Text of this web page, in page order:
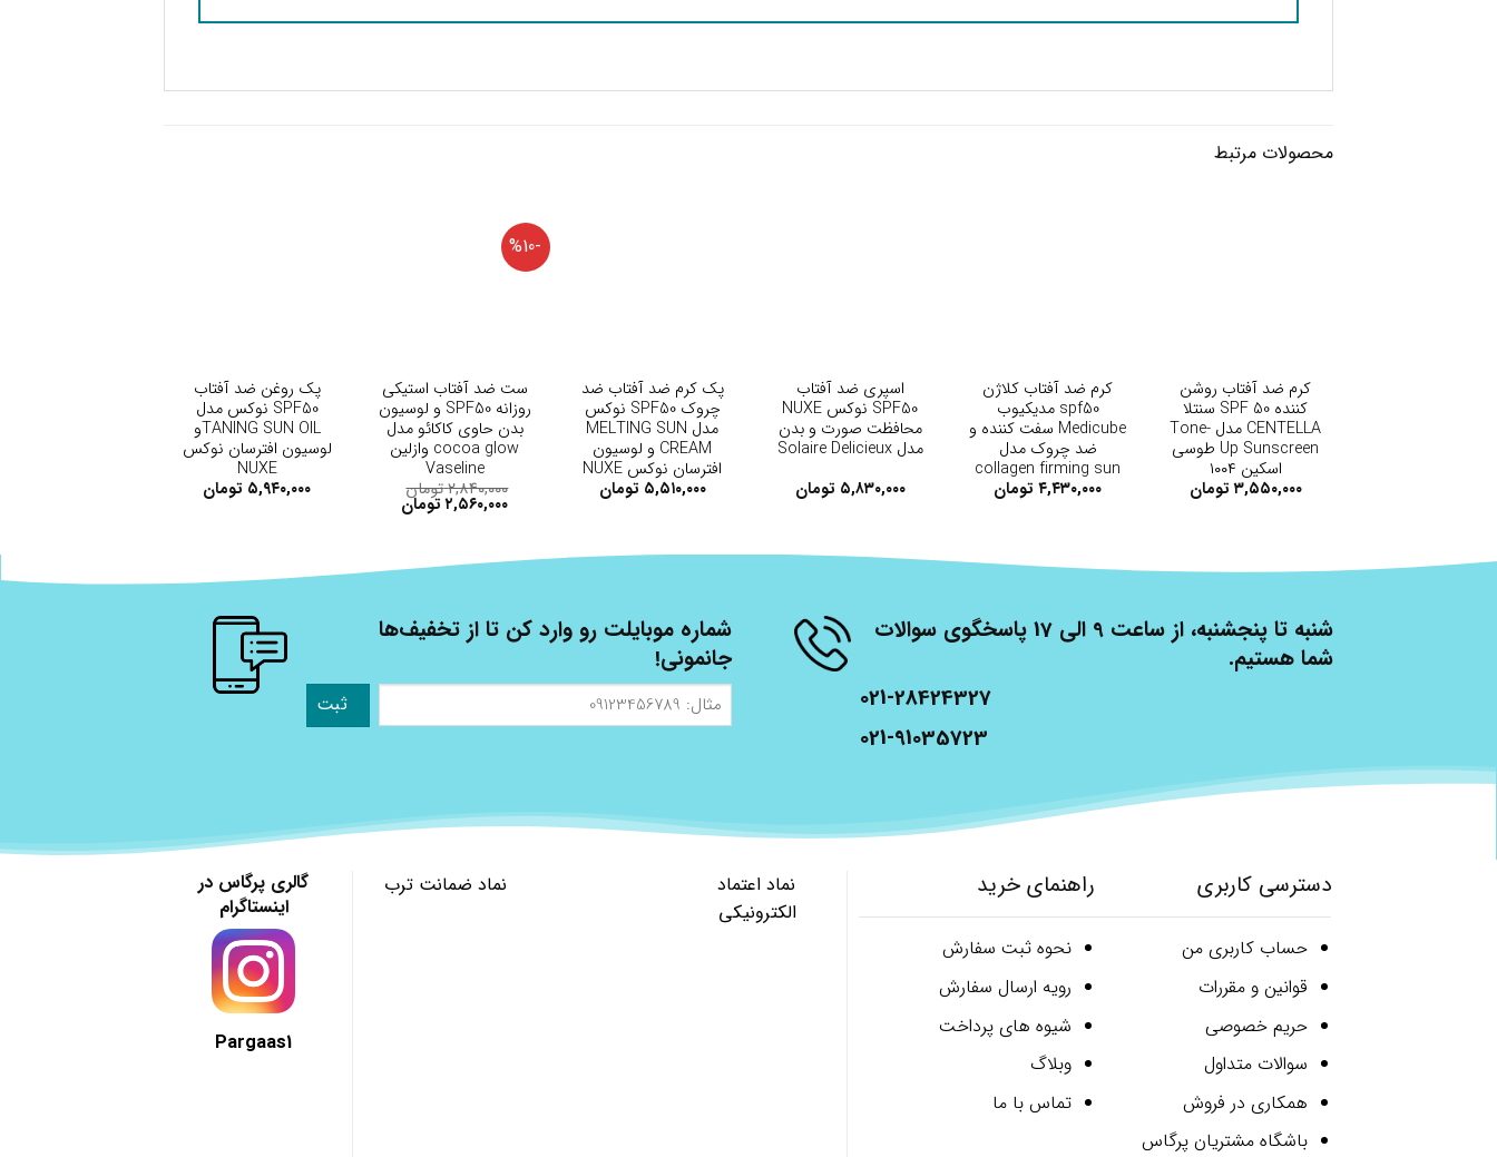
محصولات مرتبط
کرم ضد آفتاب روشن
کننده SPF 50 سنتلا
CENTELLA مدل Tone-
Up Sunscreen ‌طوسی
اسکین ۱۰۰۴
۳,۵۵۰,۰۰۰ تومان
کرم ضد آفتاب کلاژن
spf50 مدیکیوب
Medicube سفت کننده و
ضد چروک مدل
collagen firming sun
cream
۴,۴۳۰,۰۰۰ تومان
اسپری ضد آفتاب
SPF50 نوکس NUXE
محافظت صورت و بدن
مدل Solaire Delicieux
۵,۸۳۰,۰۰۰ تومان
پک کرم ضد آفتاب ضد
چروک SPF50 نوکس
مدل MELTING SUN
CREAM و لوسیون
افترسان نوکس NUXE
۵,۵۱۰,۰۰۰ تومان
-%10
ست ضد آفتاب استیکی
روزانه SPF50 و لوسیون
بدن حاوی کاکائو مدل
cocoa glow وازلین
Vaseline
۲,۸۴۰,۰۰۰تومان
۲,۵۶۰,۰۰۰ تومان
پک روغن ضد آفتاب
SPF50 نوکس مدل
TANING SUN OILو
لوسیون افترسان نوکس
NUXE
۵,۹۴۰,۰۰۰ تومان
شنبه تا پنجشنبه، از ساعت 9 الی 17 پاسخگوی سوالات
شما هستیم.
021-28424327
021-91035723
شماره موبایلت رو وارد کن تا از تخفیف‌ها
جانمونی!
مثال:
09123456789
دسترسی کاربری
حساب کاربری من
قوانین و مقررات
حریم خصوصی
سوالات متداول
همکاری در فروش
باشگاه مشتریان پرگاس
راهنمای خرید
نحوه ثبت سفارش
رویه ارسال سفارش
شیوه های پرداخت
وبلاگ
تماس با ما
نماد اعتماد
الکترونیکی
نماد ضمانت ترب
گالری پرگاس در
اینستاگرام
Pargaas1